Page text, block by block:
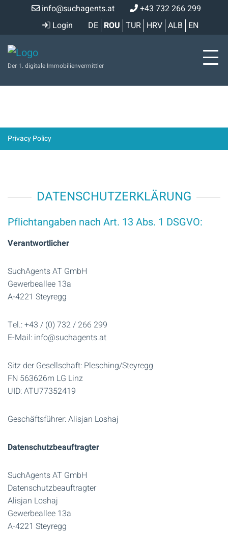
info@suchagents.at
+43 732 266 299
Login
DE ROU TUR HRV ALB EN
Der 1. digitale Immobilienvermittler
Privacy Policy
DATENSCHUTZERKLÄRUNG
Pflichtangaben nach Art. 13 Abs. 1 DSGVO:
Verantwortlicher
SuchAgents AT GmbH
Gewerbeallee 13a
A-4221 Steyregg
Tel.: +43 / (0) 732 / 266 299
E-Mail: info@suchagents.at
Sitz der Gesellschaft: Plesching/Steyregg
FN 563626m LG Linz
UID: ATU77352419
Geschäftsführer: Alisjan Loshaj
Datenschutzbeauftragter
SuchAgents AT GmbH
Datenschutzbeauftragter
Alisjan Loshaj
Gewerbeallee 13a
A-4221 Steyregg